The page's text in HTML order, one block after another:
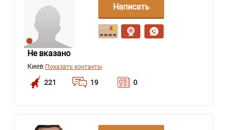
Не вказано
Киев Показать контакты
221 19 0
Написать
сообщение